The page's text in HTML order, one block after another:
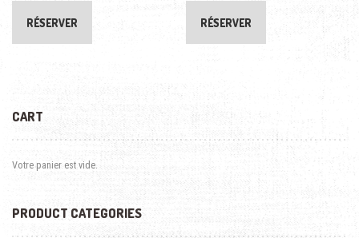
RÉSERVER RÉSERVER
CART
Votre panier est vide.
PRODUCT CATEGORIES